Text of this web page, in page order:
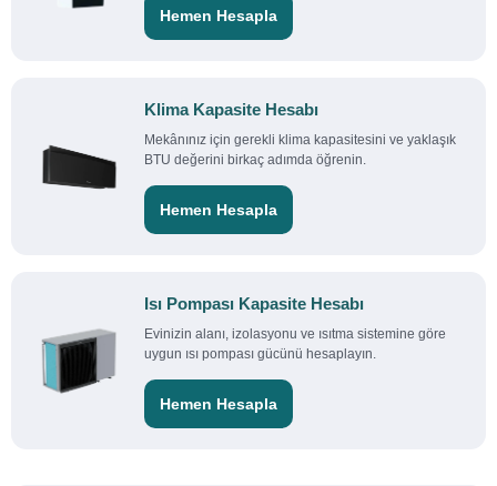
Hemen Hesapla
Klima Kapasite Hesabı
Mekânınız için gerekli klima kapasitesini ve yaklaşık
BTU değerini birkaç adımda öğrenin.
Hemen Hesapla
Isı Pompası Kapasite Hesabı
Evinizin alanı, izolasyonu ve ısıtma sistemine göre
uygun ısı pompası gücünü hesaplayın.
Hemen Hesapla